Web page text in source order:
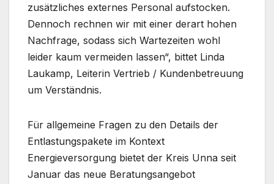
zusätzliches externes Personal aufstocken.
Dennoch rechnen wir mit einer derart hohen
Nachfrage, sodass sich Wartezeiten wohl
leider kaum vermeiden lassen“, bittet Linda
Laukamp, Leiterin Vertrieb / Kundenbetreuung
um Verständnis.
Für allgemeine Fragen zu den Details der
Entlastungspakete im Kontext
Energieversorgung bietet der Kreis Unna seit
Januar das neue Beratungsangebot